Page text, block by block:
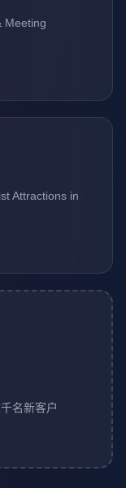
Meeting
Attractions in
名新客户